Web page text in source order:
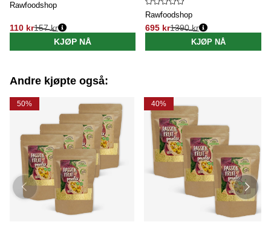
Rawfoodshop
110 kr
Vanlig pris:
157 kr
KJØP NÅ
Rawfoodshop
695 kr
Vanlig pris:
1390 kr
KJØP NÅ
Andre kjøpte også:
50% 40%